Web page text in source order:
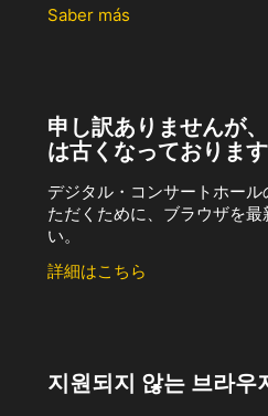
Saber más
申し訳ありませんが
は古くなっております
デジタル・コンサートホー
ただくために、ブラウザを
い。
詳細はこちら
지원되지 않는 브라우